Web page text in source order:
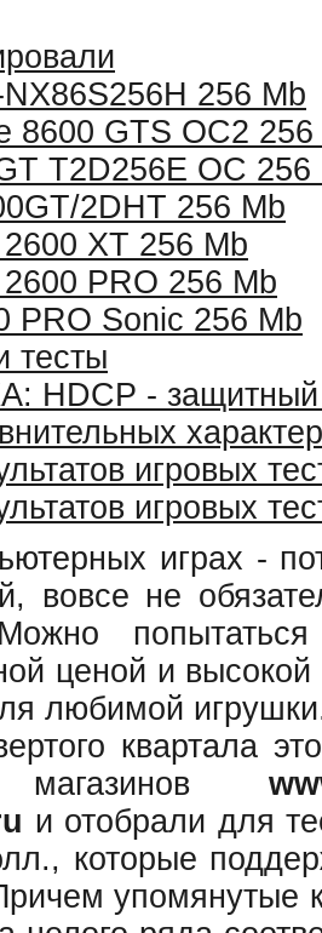
256 Mb
8600 GTS OC2 256
T2D256E OC 256
2DHT 256 Mb
XT 256 Mb
PRO 256 Mb
PRO Sonic 256 Mb
тесты
HDCP - защитный
игровых
игровых
играх -
вовсе не
Можно
ценой и
любимой
квартала
магазинов
и отобрали для
которые
упомянутые